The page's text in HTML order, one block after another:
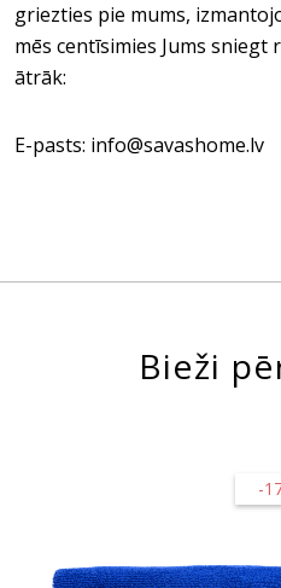
griezties pie mums,
mēs centīsimies Jums sniegt
ātrāk:
E-pasts: info@savashome.lv
Bieži
-